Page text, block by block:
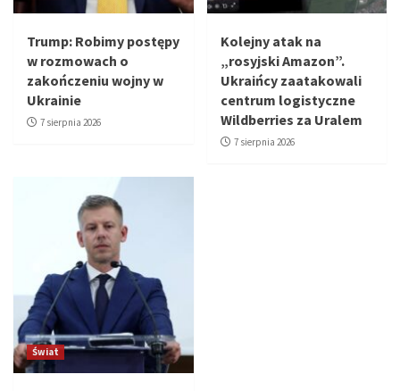
Trump: Robimy postępy
w rozmowach o
zakończeniu wojny w
Ukrainie
7 sierpnia 2026
Kolejny atak na
„rosyjski Amazon”.
Ukraińcy zaatakowali
centrum logistyczne
Wildberries za Uralem
7 sierpnia 2026
Świat